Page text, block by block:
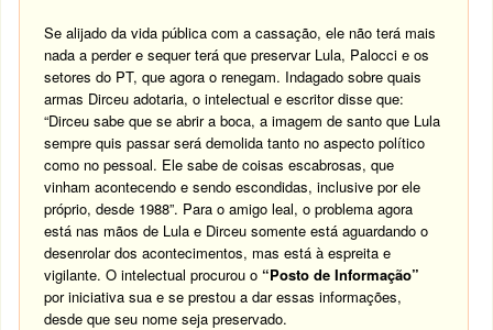
Se alijado da vida pública com a cassação, ele não terá mais
nada a perder e sequer terá que preservar Lula, Palocci e os
setores do PT, que agora o renegam. Indagado sobre quais
armas Dirceu adotaria, o intelectual e escritor disse que:
“Dirceu sabe que se abrir a boca, a imagem de santo que Lula
sempre quis passar será demolida tanto no aspecto político
como no pessoal. Ele sabe de coisas escabrosas, que
vinham acontecendo e sendo escondidas, inclusive por ele
próprio, desde 1988”. Para o amigo leal, o problema agora
está nas mãos de Lula e Dirceu somente está aguardando o
desenrolar dos acontecimentos, mas está à espreita e
vigilante. O intelectual procurou o “Posto de Informação”
por iniciativa sua e se prestou a dar essas informações,
desde que seu nome seja preservado.